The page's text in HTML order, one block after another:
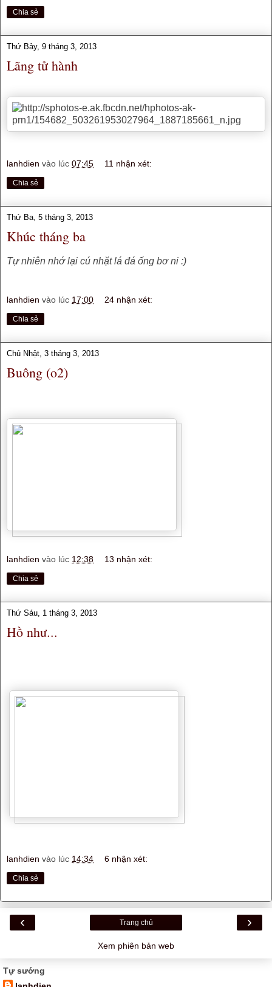
Chia sẻ
Thứ Bảy, 9 tháng 3, 2013
Lãng tử hành
lanhdien vào lúc 07:45 11 nhận xét:
Chia sẻ
Thứ Ba, 5 tháng 3, 2013
Khúc tháng ba
Tự nhiên nhớ lại cú nhặt lá đá ống bơ ni :)
lanhdien vào lúc 17:00 24 nhận xét:
Chia sẻ
Chủ Nhật, 3 tháng 3, 2013
Buông (o2)
lanhdien vào lúc 12:38 13 nhận xét:
Chia sẻ
Thứ Sáu, 1 tháng 3, 2013
Hồ như...
lanhdien vào lúc 14:34 6 nhận xét:
Chia sẻ
‹ ›
Trang chủ
Xem phiên bản web
Tự sướng